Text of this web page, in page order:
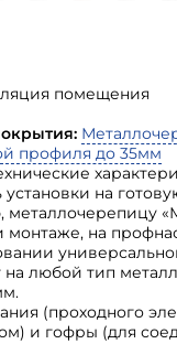
помещения
профиля до 35мм
установки на
на
на любой тип
(проходного
и гофры (для